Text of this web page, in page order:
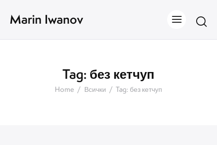
Marin Iwanov
Tag: без кетчуп
Home Всички Tag: без кетчуп